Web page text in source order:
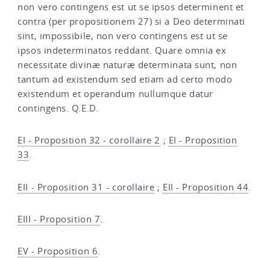
non vero contingens est ut se ipsos determinent et
contra (per propositionem 27) si a Deo determinati
sint, impossibile, non vero contingens est ut se
ipsos indeterminatos reddant. Quare omnia ex
necessitate divinæ naturæ determinata sunt, non
tantum ad existendum sed etiam ad certo modo
existendum et operandum nullumque datur
contingens. Q.E.D.
EI - Proposition 32 - corollaire 2 ; EI - Proposition
33.
EII - Proposition 31 - corollaire ; EII - Proposition 44
EIII - Proposition 7.
EV - Proposition 6.